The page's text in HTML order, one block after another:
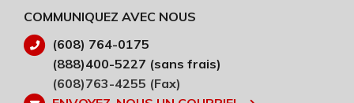
COMMUNIQUEZ AVEC NOUS
(608) 764-0175
(888)400-5227 (sans frais)
(608)763-4255 (Fax)